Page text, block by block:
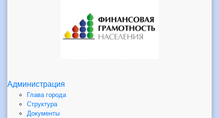
Администрация
Глава города
Структура
Документы